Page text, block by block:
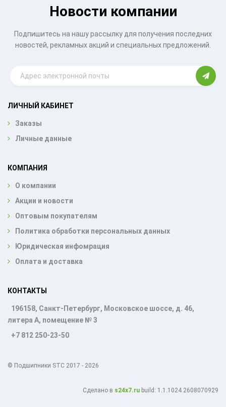
Новости компании
Подпишитесь на нашу рассылку для получения последних
новостей, рекламных акций и специальных предложений.
ЛИЧНЫЙ КАБИНЕТ
Заказы
Личные данные
КОМПАНИЯ
О компании
Акции и новости
Оптовым покупателям
Политика обработки персональных данных
Юридическая инфомрация
Оплата и доставка
КОНТАКТЫ
196158, Санкт-Петербург, Московское шоссе, д. 46,
литера А, помещение № 3
+7 812 250-23-50
© Подшипники STC 2017 - 2026
Cделано в s24x7.ru build: 1.1.1024 2608070929